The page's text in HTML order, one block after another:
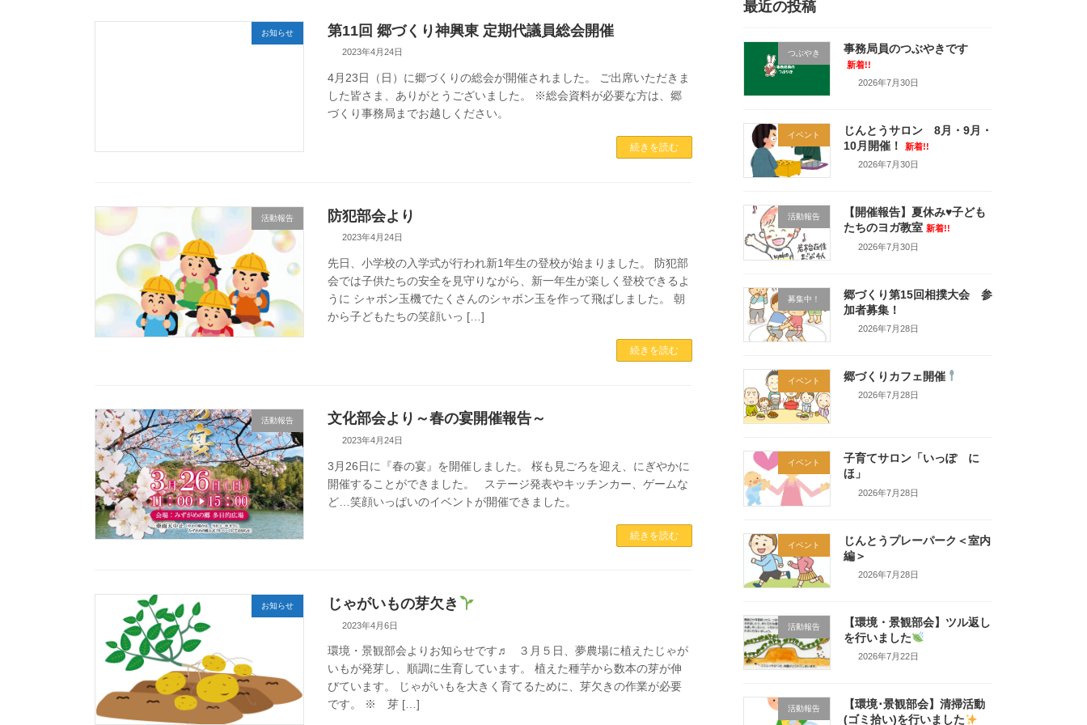
お知らせ 第11回 郷づくり神興東 定期代議員総会開催
2023年4月24日
4月23日（日）に郷づくりの総会が開催されました。 ご出席いただきま
した皆さま、ありがとうございました。 ※総会資料が必要な方は、郷
づくり事務局までお越しください。
続きを読む
活動報告 防犯部会より
2023年4月24日
先日、小学校の入学式が行われ新1年生の登校が始まりました。 防犯部
会では子供たちの安全を見守りながら、新一年生が楽しく登校できるよ
うに シャボン玉機でたくさんのシャボン玉を作って飛ばしました。 朝
から子どもたちの笑顔いっ […]
続きを読む
活動報告 文化部会より～春の宴開催報告～
2023年4月24日
3月26日に『春の宴』を開催しました。 桜も見ごろを迎え、にぎやかに
開催することができました。 ステージ発表やキッチンカー、ゲームな
ど…笑顔いっぱいのイベントが開催できました。
続きを読む
お知らせ じゃがいもの芽欠き
2023年4月6日
環境・景観部会よりお知らせです♬ ３月５日、夢農場に植えたじゃが
いもが発芽し、順調に生育しています。 植えた種芋から数本の芽が伸
びています。 じゃがいもを大きく育てるために、芽欠きの作業が必要
です。 ※ 芽 […]
最近の投稿
つぶやき 事務局員のつぶやきです
新着!!
2026年7月30日
イベント
じんとうサロン 8月・9月・
10月開催！
新着!!
2026年7月30日
活動報告
【開催報告】夏休み♥子ども
たちのヨガ教室 新着!!
2026年7月30日
募集中！
郷づくり第15回相撲大会 参
加者募集！
2026年7月28日
イベント 郷づくりカフェ開催
2026年7月28日
イベント
子育てサロン「いっぽ に
ほ」
2026年7月28日
イベント
じんとうプレーパーク＜室内
編＞
2026年7月28日
活動報告
【環境・景観部会】ツル返し
を行いました
2026年7月22日
活動報告
【環境･景観部会】清掃活動
(ゴミ拾い)を行いました